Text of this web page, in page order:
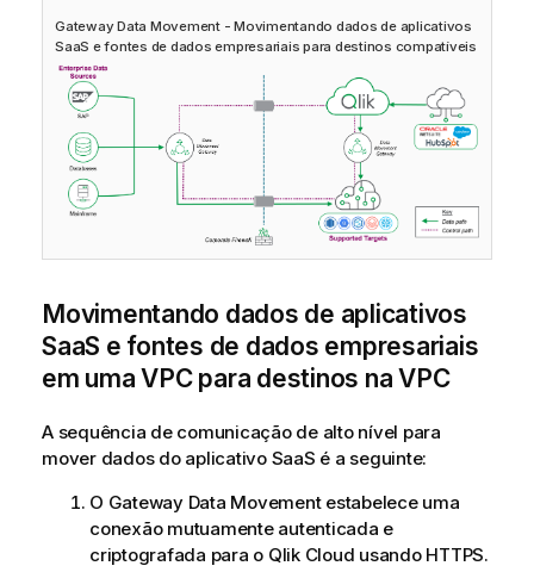
Gateway Data Movement- Movimentando dados de aplicativos
SaaS e fontes de dados empresariais para destinos compatíveis
Movimentando dados de aplicativos
SaaS e fontes de dados empresariais
em uma VPC para destinos na VPC
A sequência de comunicação de alto nível para
mover dados do aplicativo SaaS é a seguinte:
O Gateway Data Movementestabelece uma
conexão mutuamente autenticada e
criptografada para o Qlik Cloud usando HTTPS.